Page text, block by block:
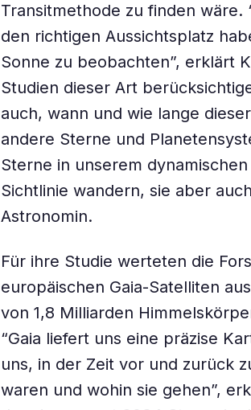
Transitmethode zu finden
den richtigen Aussichtsplatz
Sonne zu beobachten”, erklärt
Studien dieser Art
auch, wann und wie lange
andere Sterne und
Sterne in unserem
Sichtlinie wandern, sie aber
Astronomin.
Für ihre Studie werteten die
europäischen Gaia-Satelliten
von 1,8 Milliarden
“Gaia liefert uns eine präzise
uns, in der Zeit vor und zurück
waren und wohin sie gehen”,